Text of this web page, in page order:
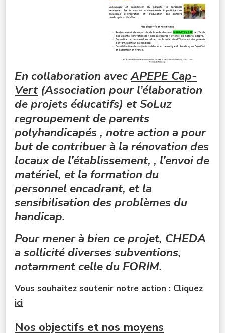
En collaboration avecAPEPE Cap-
Vert(Association pour l’élaboration
de projets éducatifs) et SoLuz
regroupement de parents
polyhandicapés , notre action a pour
but de contribuer à la rénovation des
locaux de l’établissement, , l’envoi de
matériel, et la formation du
personnel encadrant, et la
sensibilisation des problèmes du
handicap.
Pour mener à bien ce projet, CHEDA
a sollicité diverses subventions,
notamment celle du FORIM.
Vous souhaitez soutenir notre action : Cliquez
ici
Nos objectifs et nos moyens